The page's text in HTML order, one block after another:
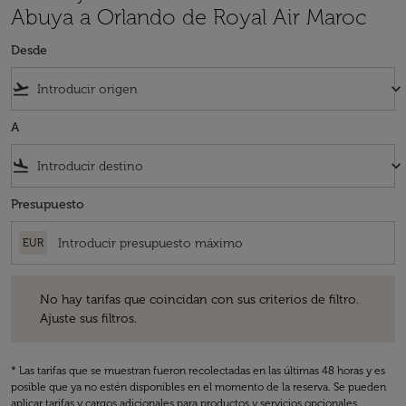
Abuya a Orlando de Royal Air Maroc
Desde
flight_takeoff keyboard_arrow_down
A
flight_land keyboard_arrow_down
Presupuesto
EUR
No hay tarifas que coincidan con sus criterios de filtro.
Ajuste sus filtros.
* Las tarifas que se muestran fueron recolectadas en las últimas 48 horas y es
posible que ya no estén disponibles en el momento de la reserva. Se pueden
aplicar tarifas y cargos adicionales para productos y servicios opcionales.